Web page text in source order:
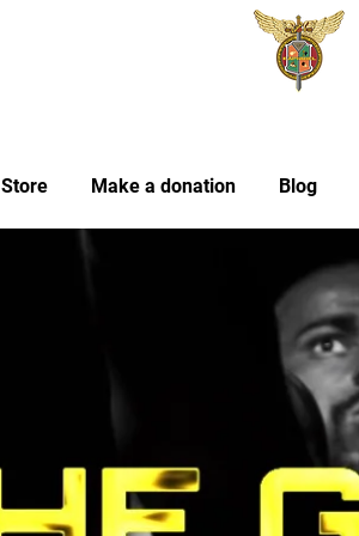
Store Make a donation Blog